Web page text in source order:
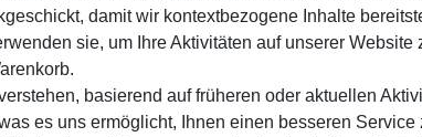
damit wir kontextbezogene Inhalte
sie, um Ihre Aktivitäten auf unserer Website
basierend auf früheren oder aktuellen
es uns ermöglicht, Ihnen einen besseren